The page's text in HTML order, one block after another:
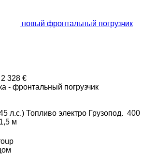
новый фронтальный погрузчик
328 €
- фронтальный погрузчик
л.с.) Топливо электро Грузопод. 400
1,5 м